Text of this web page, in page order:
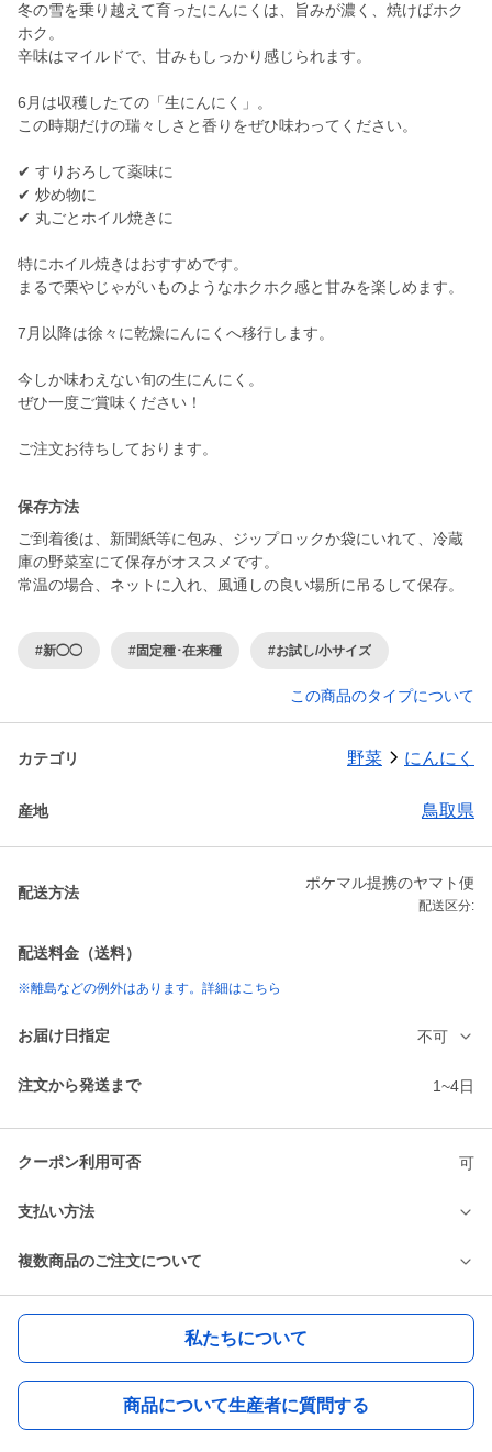
冬の雪を乗り越えて育ったにんにくは、旨みが濃く、焼けばホク
ホク。
辛味はマイルドで、甘みもしっかり感じられます。
6月は収穫したての「生にんにく」。
この時期だけの瑞々しさと香りをぜひ味わってください。
✔ すりおろして薬味に
✔ 炒め物に
✔ 丸ごとホイル焼きに
特にホイル焼きはおすすめです。
まるで栗やじゃがいものようなホクホク感と甘みを楽しめます。
7月以降は徐々に乾燥にんにくへ移行します。
今しか味わえない旬の生にんにく。
ぜひ一度ご賞味ください！
ご注文お待ちしております。
保存方法
ご到着後は、新聞紙等に包み、ジップロックか袋にいれて、冷蔵
庫の野菜室にて保存がオススメです。
常温の場合、ネットに入れ、風通しの良い場所に吊るして保存。
#新◯◯ #固定種･在来種 #お試し/小サイズ
この商品のタイプについて
カテゴリ 野菜 にんにく
産地 鳥取県
配送方法
ポケマル提携のヤマト便
配送区分:
配送料金（送料）
※離島などの例外はあります。詳細はこちら
お届け日指定 不可
注文から発送まで 1~4日
クーポン利用可否 可
支払い方法
複数商品のご注文について
私たちについて
商品について生産者に質問する